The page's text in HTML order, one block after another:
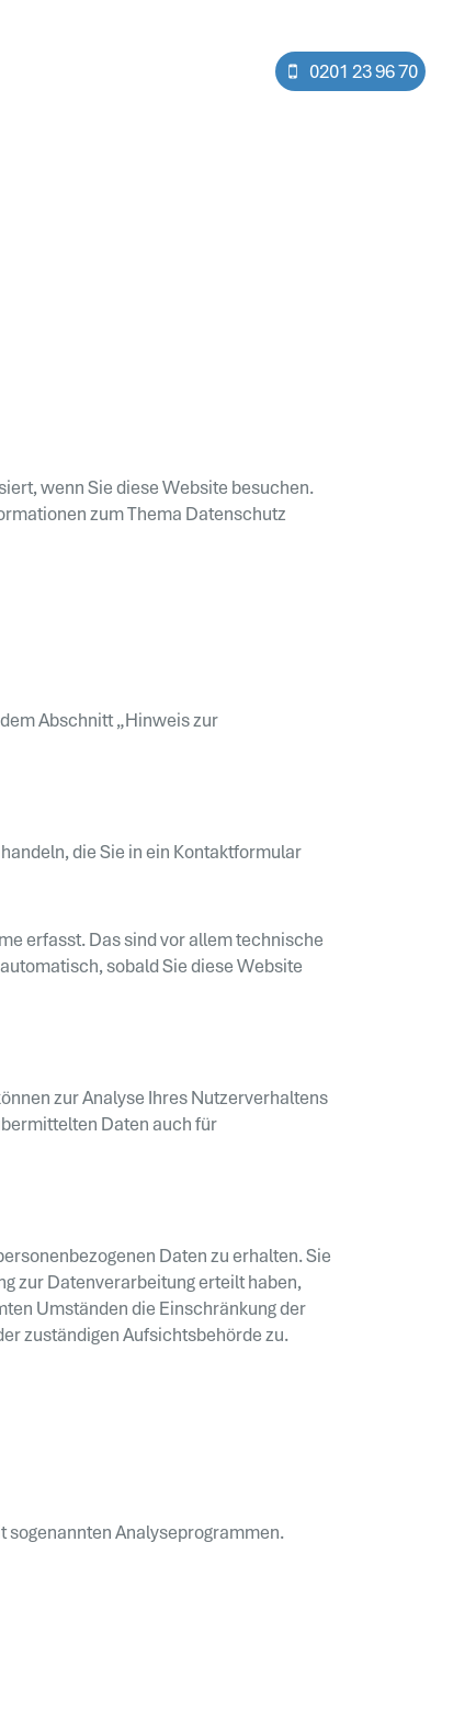
0201 23 96 70
wenn Sie diese Website besuchen.
zum Thema Datenschutz
Abschnitt „Hinweis zur
die Sie in ein Kontaktformular
erfasst. Das sind vor allem technische
sobald Sie diese Website
zur Analyse Ihres Nutzerverhaltens
Daten auch für
Daten zu erhalten. Sie
zur Datenverarbeitung erteilt haben,
Umständen die Einschränkung der
zuständigen Aufsichtsbehörde zu.
sogenannten Analyseprogrammen.